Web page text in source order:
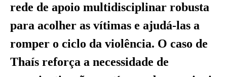
rede de apoio multidisciplinar robusta
para acolher as vítimas e ajudá-las a
romper o ciclo da violência. O caso de
Thaís reforça a necessidade de